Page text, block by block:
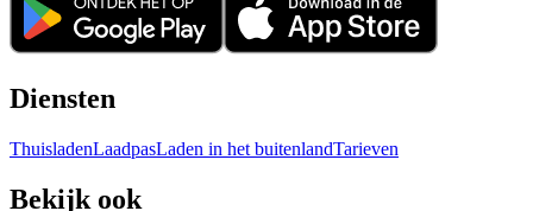
Diensten
ThuisladenLaadpasLaden in het buitenlandTarieven
Bekijk ook